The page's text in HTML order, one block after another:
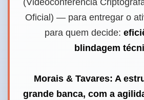
(Videoconferência
Oficial) — para entregar o
para quem decide:
blindagem
Morais & Tavares: A
grande banca, com a